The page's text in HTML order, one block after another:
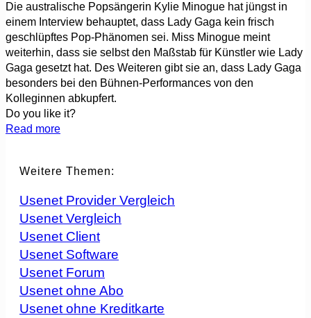
Die australische Popsängerin Kylie Minogue hat jüngst in
einem Interview behauptet, dass Lady Gaga kein frisch
geschlüpftes Pop-Phänomen sei. Miss Minogue meint
weiterhin, dass sie selbst den Maßstab für Künstler wie Lady
Gaga gesetzt hat. Des Weiteren gibt sie an, dass Lady Gaga
besonders bei den Bühnen-Performances von den
Kolleginnen abkupfert.
Do you like it?
Read more
Weitere Themen:
Usenet Provider Vergleich
Usenet Vergleich
Usenet Client
Usenet Software
Usenet Forum
Usenet ohne Abo
Usenet ohne Kreditkarte